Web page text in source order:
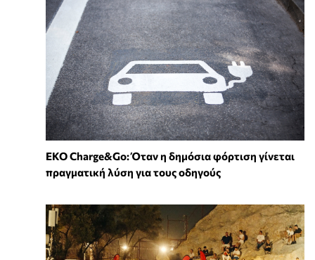
EKO Charge&Go: Όταν η δημόσια φόρτιση γίνεται
πραγματική λύση για τους οδηγούς